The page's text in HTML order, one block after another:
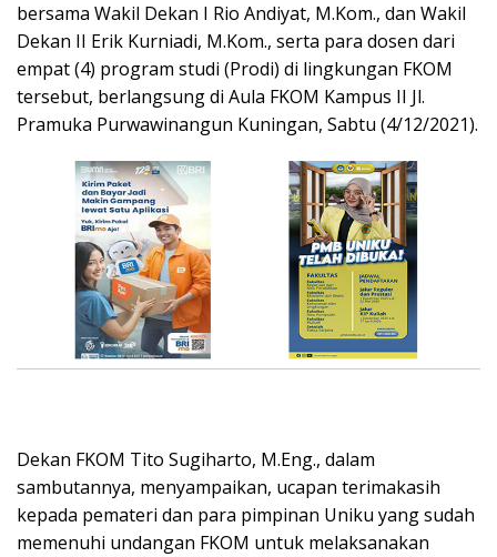
bersama Wakil Dekan I Rio Andiyat, M.Kom., dan Wakil
Dekan II Erik Kurniadi, M.Kom., serta para dosen dari
empat (4) program studi (Prodi) di lingkungan FKOM
tersebut, berlangsung di Aula FKOM Kampus II Jl.
Pramuka Purwawinangun Kuningan, Sabtu (4/12/2021).
Dekan FKOM Tito Sugiharto, M.Eng., dalam
sambutannya, menyampaikan, ucapan terimakasih
kepada pemateri dan para pimpinan Uniku yang sudah
memenuhi undangan FKOM untuk melaksanakan